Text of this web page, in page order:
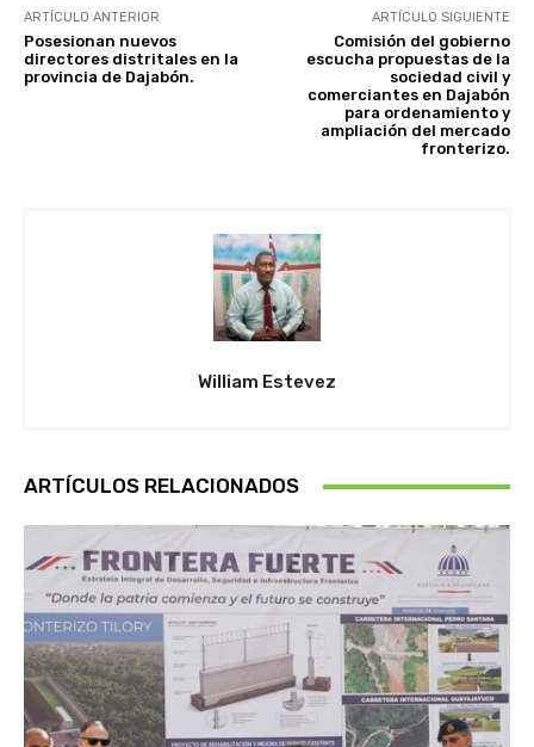
ARTÍCULO ANTERIOR
Posesionan nuevos
directores distritales en la
provincia de Dajabón.
ARTÍCULO SIGUIENTE
Comisión del gobierno
escucha propuestas de la
sociedad civil y
comerciantes en Dajabón
para ordenamiento y
ampliación del mercado
fronterizo.
William Estevez
ARTÍCULOS RELACIONADOS